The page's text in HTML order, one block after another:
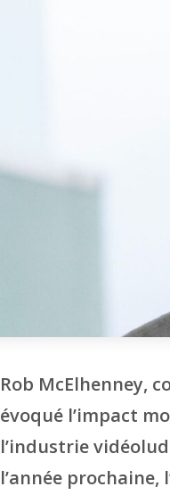
Rob McElhenney,
évoqué l’impact
l’industrie
l’année